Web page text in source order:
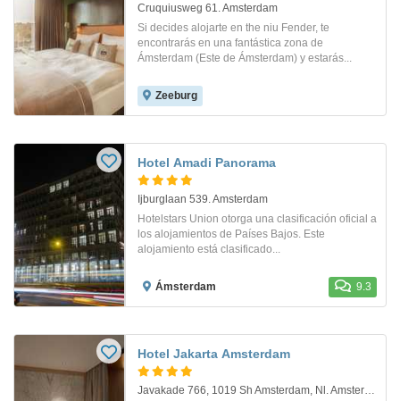
Cruquiusweg 61. Amsterdam
Si decides alojarte en the niu Fender, te
encontrarás en una fantástica zona de
Ámsterdam (Este de Ámsterdam) y estarás...
Zeeburg
Hotel Amadi Panorama
Ijburglaan 539. Amsterdam
Hotelstars Union otorga una clasificación oficial a
los alojamientos de Países Bajos. Este
alojamiento está clasificado...
Ámsterdam 9.3
Hotel Jakarta Amsterdam
Javakade 766, 1019 Sh Amsterdam, Nl. Amsterdam